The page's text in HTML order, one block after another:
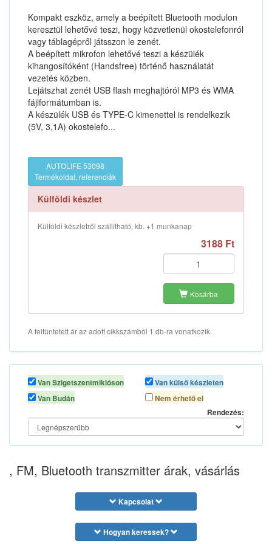
Kompakt eszköz, amely a beépített Bluetooth modulon
keresztül lehetővé teszi, hogy közvetlenül okostelefonról
vagy táblagépről játsszon le zenét.
A beépített mikrofon lehetővé teszi a készülék
kihangosítóként (Handsfree) történő használatát
vezetés közben.
Lejátszhat zenét USB flash meghajtóról MP3 és WMA
fájlformátumban is.
A készülék USB és TYPE-C kimenettel is rendelkezik
(5V, 3,1A) okostelefo...
AUTOLIFE 53098
Termékoldal, referenciák
Külföldi készlet
Külföldi készletről szállítható, kb. +1 munkanap
3188 Ft
Kosárba
A feltüntetett ár az adott cikkszámból 1 db-ra vonatkozik.
Van Szigetszentmiklóson
Van Budán
Van külső készleten
Nem érhető el
Rendezés:
, FM, Bluetooth transzmitter árak, vásárlás
Kapcsolat
Hogyan keressek?